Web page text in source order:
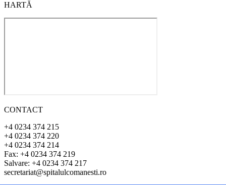
HARTĂ
CONTACT
+4 0234 374 215
+4 0234 374 220
+4 0234 374 214
Fax: +4 0234 374 219
Salvare: +4 0234 374 217
secretariat@spitalulcomanesti.ro